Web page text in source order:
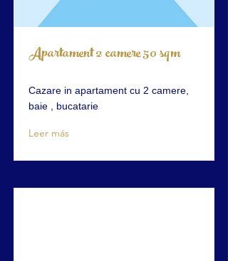
Apartament 2 camere 50 sqm
Cazare in apartament cu 2 camere,
baie , bucatarie
Leer más